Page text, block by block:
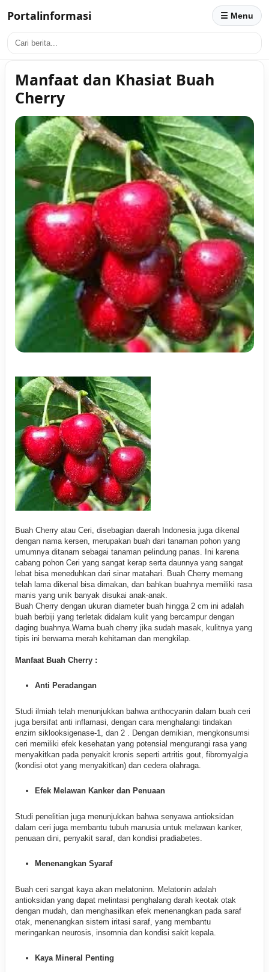
Portalinformasi ☰ Menu
Manfaat dan Khasiat Buah
Cherry
Buah Cherry atau Ceri, disebagian daerah Indonesia juga dikenal
dengan nama kersen, merupakan buah dari tanaman pohon yang
umumnya ditanam sebagai tanaman pelindung panas. Ini karena
cabang pohon Ceri yang sangat kerap serta daunnya yang sangat
lebat bisa meneduhkan dari sinar matahari. Buah Cherry memang
telah lama dikenal bisa dimakan, dan bahkan buahnya memiliki rasa
manis yang unik banyak disukai anak-anak.
Buah Cherry dengan ukuran diameter buah hingga 2 cm ini adalah
buah berbiji yang terletak didalam kulit yang bercampur dengan
daging buahnya.Warna buah cherry jika sudah masak, kulitnya yang
tipis ini berwarna merah kehitaman dan mengkilap.
Manfaat Buah Cherry :
Anti Peradangan
Studi ilmiah telah menunjukkan bahwa anthocyanin dalam buah ceri
juga bersifat anti inflamasi, dengan cara menghalangi tindakan
enzim siklooksigenase-1, dan 2 . Dengan demikian, mengkonsumsi
ceri memiliki efek kesehatan yang potensial mengurangi rasa yang
menyakitkan pada penyakit kronis seperti artritis gout, fibromyalgia
(kondisi otot yang menyakitkan) dan cedera olahraga.
Efek Melawan Kanker dan Penuaan
Studi penelitian juga menunjukkan bahwa senyawa antioksidan
dalam ceri juga membantu tubuh manusia untuk melawan kanker,
penuaan dini, penyakit saraf, dan kondisi pradiabetes.
Menenangkan Syaraf
Buah ceri sangat kaya akan melatoninn. Melatonin adalah
antioksidan yang dapat melintasi penghalang darah keotak otak
dengan mudah, dan menghasilkan efek menenangkan pada saraf
otak, menenangkan sistem iritasi saraf, yang membantu
meringankan neurosis, insomnia dan kondisi sakit kepala.
Kaya Mineral Penting